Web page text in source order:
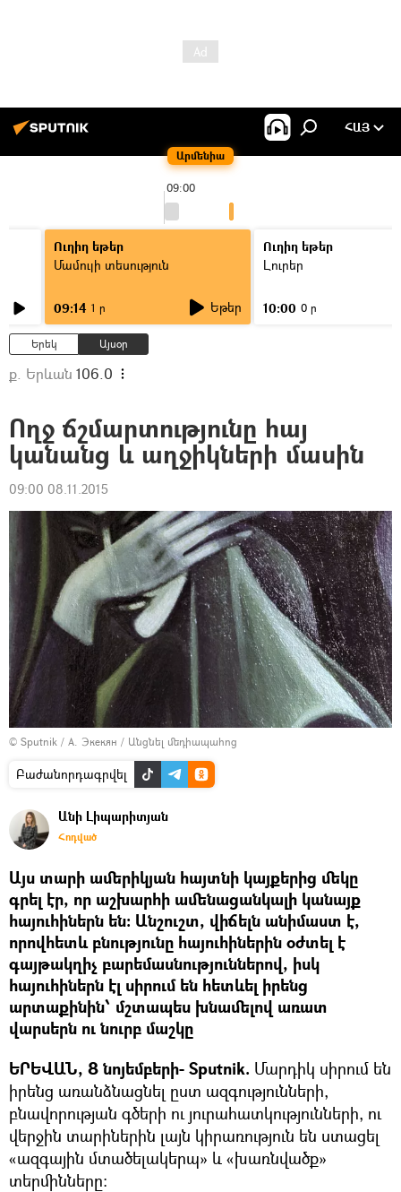
Արմենիա
ՀԱՅ
09:00
Ուղիղ եթեր
Մամուլի տեսություն
09:14 1 ր Եթեր
Ուղիղ եթեր
Լուրեր
10:00 0 ր
Երեկ Այսօր
ք. Երևան 106.0
Ողջ ճշմարտությունը հայ
կանանց և աղջիկների մասին
09:00 08.11.2015
© Sputnik / А. Экекян / Անցնել մեդիապահոց
Բաժանորդագրվել
Անի Լիպարիտյան
Հոդված
Այս տարի ամերիկյան հայտնի կայքերից մեկը
գրել էր, որ աշխարհի ամենացանկալի կանայք
հայուհիներն են: Անշուշտ, վիճելն անիմաստ է,
որովհետև բնությունը հայուհիներին օժտել է
գայթակղիչ բարեմասնություններով, իսկ
հայուհիներն էլ սիրում են հետևել իրենց
արտաքինին՝ մշտապես խնամելով առատ
վարսերն ու նուրբ մաշկը
ԵՐԵՎԱՆ, 8 նոյեմբերի- Sputnik. Մարդիկ սիրում են
իրենց առանձնացնել ըստ ազգությունների,
բնավորության գծերի ու յուրահատկությունների, ու
վերջին տարիներին լայն կիրառություն են ստացել
«ազգային մտածելակերպ» և «խառնվածք»
տերմինները: